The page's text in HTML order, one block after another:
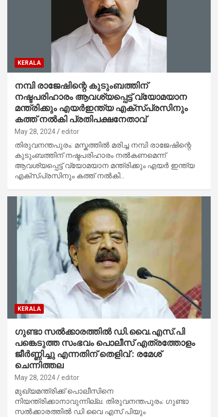
KERALA
നമ്പി രാജേഷിന്റെ കുടുംബത്തിന്
നഷ്ടപരിഹാരം ആവശ്യപ്പെട്ട് വ്യോമയാന
മന്ത്രിക്കും എയർഇന്ത്യ എക്സ്പ്രസിനും
കത്ത് നല്‍കി പ്രതിപക്ഷനേതാവ്
May 28, 2024 editor
തിരുവനന്തപുരം: മസ്കത്തിൽ മരിച്ച നമ്പി രാജേഷിന്റെ
കുടുംബത്തിന് നഷ്ടപരിഹാരം നൽകണമെന്ന്
ആവശ്യപ്പെട്ട് വ്യോമയാന മന്ത്രിക്കും എയർ ഇന്ത്യ
എക്സ്പ്രസിനും കത്ത് നൽകി…
KERALA
ഗുണ്ടാ സല്‍ക്കാരത്തില്‍ ഡി.വൈ.എസ്.പി
പങ്കെടുത്ത സംഭവം പൊലീസ് എത്രത്തോളം
ജീര്‍ണ്ണിച്ചു എന്നതിന് തെളിവ് : രമേശ്
ചെന്നിത്തല
May 28, 2024 editor
മുഖ്യമന്ത്രിക്ക് പൊലീസിനെ
നിയന്ത്രിക്കാനാവുന്നില്ല. തിരുവനന്തപുരം: ഗുണ്ടാ
സല്‍ക്കാരത്തില്‍ ഡി വൈ എസ് പിയും